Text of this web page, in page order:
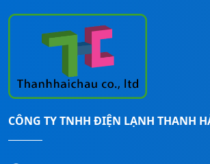
tư vấn và báo giá và lắp đặt cho
CÔNG TY TNHH ĐIỆN LẠNH THANH